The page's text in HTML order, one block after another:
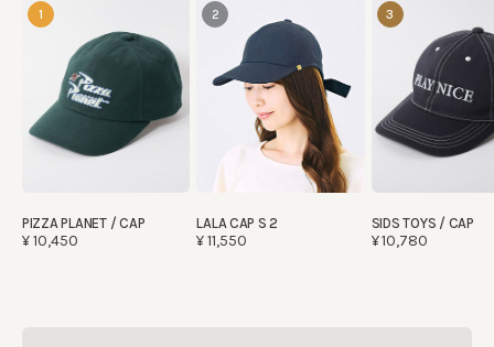
1
PIZZA PLANET / CAP
¥10,450
2
LALA CAP S 2
¥11,550
3
SIDS TOYS / CAP
¥10,780